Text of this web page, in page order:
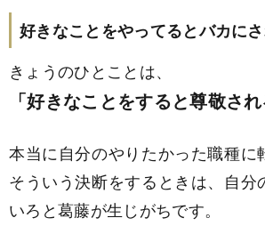
好きなことをやってるとバカに
きょうのひとことは、
「好きなことをすると尊敬され
本当に自分のやりたかった職種に
そういう決断をするときは、自分
いろと葛藤が生じがちです。